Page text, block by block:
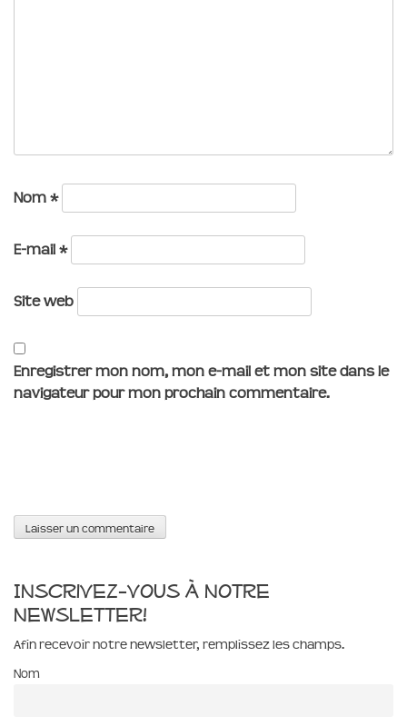
Nom *
E-mail *
Site web
Enregistrer mon nom, mon e-mail et mon site dans le
navigateur pour mon prochain commentaire.
Inscrivez-vous à notre
newsletter!
Afin recevoir notre newsletter, remplissez les champs.
Nom